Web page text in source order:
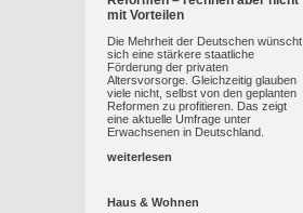
mit Vorteilen
Die Mehrheit der Deutschen wünscht
sich eine stärkere staatliche
Förderung der privaten
Altersvorsorge. Gleichzeitig glauben
viele nicht, selbst von den geplanten
Reformen zu profitieren. Das zeigt
eine aktuelle Umfrage unter
Erwachsenen in Deutschland.
weiterlesen
Haus & Wohnen